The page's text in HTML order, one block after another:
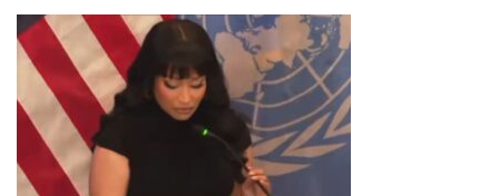
Tegnér
exulte
« Zemmour
a
tout